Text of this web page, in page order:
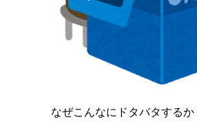
なぜこんなにドタバタする